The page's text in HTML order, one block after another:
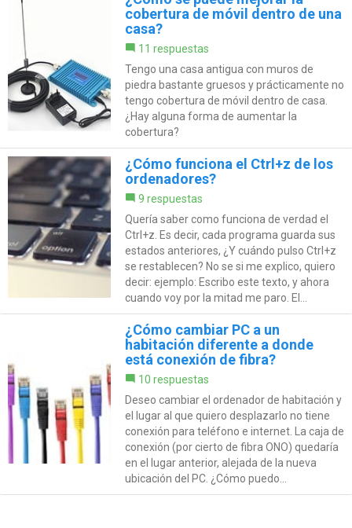
cobertura de móvil dentro de una
casa?
11 respuestas
Tengo una casa antigua con muros de
piedra bastante gruesos y prácticamente no
tengo cobertura de móvil dentro de casa.
¿Hay alguna forma de aumentar la
cobertura?
¿Cómo funciona el Ctrl+z de los
ordenadores?
9 respuestas
Quería saber como funciona de verdad el
Ctrl+z. Es decir, cada programa guarda sus
estados anteriores, ¿Y cuándo pulso Ctrl+z
se restablecen? No se si me explico, quiero
decir: ejemplo: Escribo este texto, y ahora
cuando voy por la mitad me paro. El...
¿Cómo cambiar PC a un
habitación diferente a donde
está conexión de fibra?
10 respuestas
Deseo cambiar el ordenador de habitación y
el lugar al que quiero desplazarlo no tiene
conexión para teléfono e internet. La caja de
conexión (por cierto de fibra ONO) quedaría
en el lugar anterior, alejada de la nueva
ubicación del PC. ¿Cómo puedo...